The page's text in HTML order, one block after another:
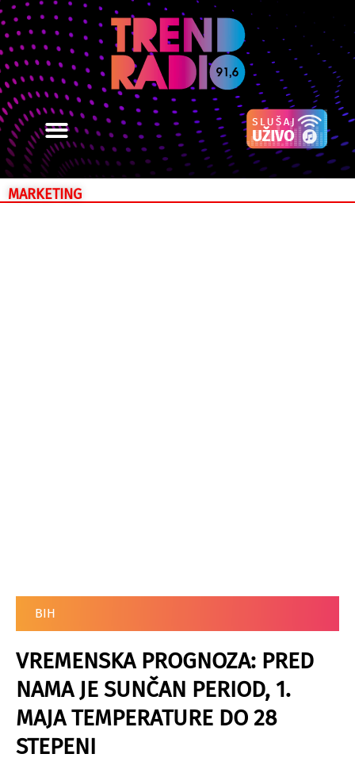
MARKETING
BIH
VREMENSKA PROGNOZA: PRED
NAMA JE SUNČAN PERIOD, 1.
MAJA TEMPERATURE DO 28
STEPENI